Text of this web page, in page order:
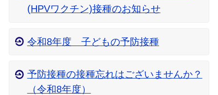
(HPVワクチン)接種のお知らせ
令和8年度 子どもの予防接種
予防接種の接種忘れはございませんか？
（令和8年度）